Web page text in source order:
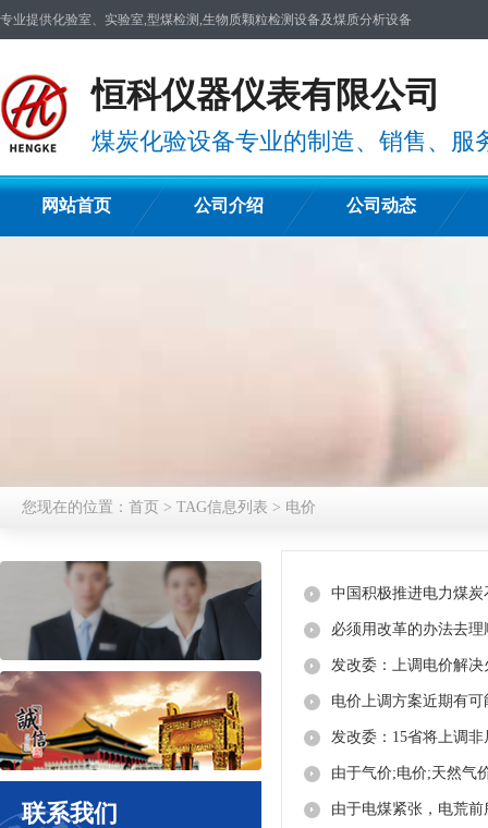
专业提供化验室、实验室,型煤检测,生物质颗粒检测设备及煤质分析设备
恒科仪器仪表有限公司
煤炭化验设备专业的制造、销售、服
网站首页 公司介绍 公司动态
您现在的位置： 首页 > TAG信息列表 > 电价
联系我们
中国积极推进电力煤
必须用改革的办法去
发改委：上调电价解
电价上调方案近期有可
发改委：15省将上调
由于气价;电价;天然气
由于电煤紧张，电荒